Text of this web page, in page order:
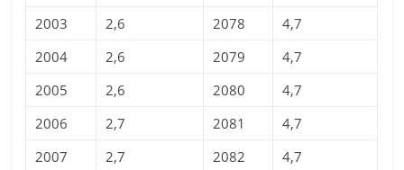
2003
2,6 2078
4,7
2004
2,6 2079
4,7
2005
2,6 2080
4,7
2006
2,7 2081
4,7
2007
2,7 2082
4,7